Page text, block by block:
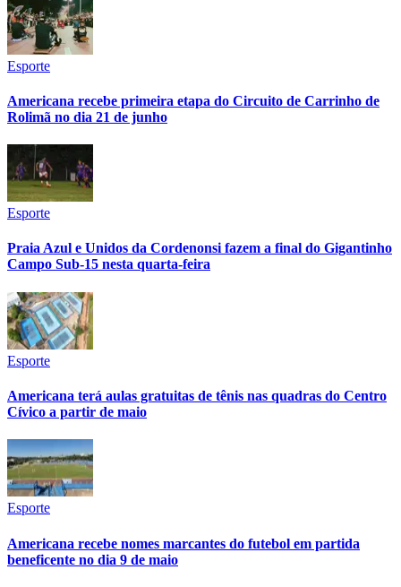
Esporte
Americana recebe primeira etapa do Circuito de Carrinho de
Rolimã no dia 21 de junho
Esporte
Praia Azul e Unidos da Cordenonsi fazem a final do Gigantinho
Campo Sub-15 nesta quarta-feira
Esporte
Americana terá aulas gratuitas de tênis nas quadras do Centro
Cívico a partir de maio
Esporte
Americana recebe nomes marcantes do futebol em partida
beneficente no dia 9 de maio